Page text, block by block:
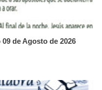
de Agosto de 2026